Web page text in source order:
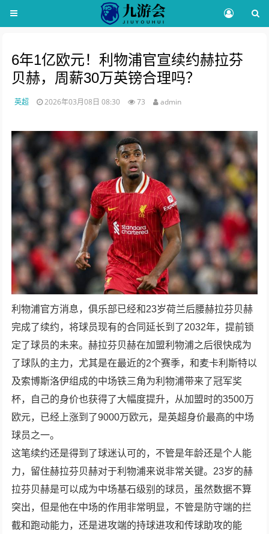
6年1亿欧元！利物浦官宣续约赫拉芬
贝赫，周薪30万英镑合理吗？
英超 2026年03月08日 08:30 73 admin
利物浦官方消息，俱乐部已经和23岁荷兰后腰赫拉芬贝赫
完成了续约，将球员现有的合同延长到了2032年，提前锁
定了球员的未来。赫拉芬贝赫在加盟利物浦之后很快成为
了球队的主力，尤其是在最近的2个赛季，和麦卡利斯特以
及索博斯洛伊组成的中场铁三角为利物浦带来了冠军奖
杯，自己的身价也获得了大幅度提升，从加盟时的3500万
欧元，已经上涨到了9000万欧元，是英超身价最高的中场
球员之一。
这笔续约还是得到了球迷认可的，不管是年龄还是个人能
力，留住赫拉芬贝赫对于利物浦来说非常关键。23岁的赫
拉芬贝赫是可以成为中场基石级别的球员，虽然数据不算
突出，但是他在中场的作用非常明显，不管是防守端的拦
截和跑动能力，还是进攻端的持球进攻和传球助攻的能